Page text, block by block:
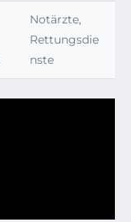
Notärzte,
Rettungsdie
nste